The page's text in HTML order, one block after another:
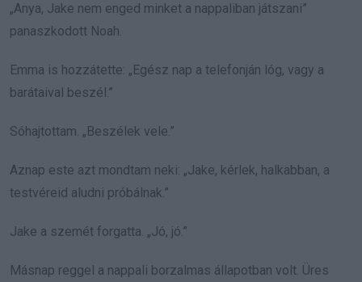
„Anya, Jake nem enged minket a nappaliban játszani”
panaszkodott Noah.
Emma is hozzátette: „Egész nap a telefonján lóg, vagy a
barátaival beszél.”
Sóhajtottam. „Beszélek vele.”
Aznap este azt mondtam neki: „Jake, kérlek, halkabban, a
testvéreid aludni próbálnak.”
Jake a szemét forgatta. „Jó, jó.”
Másnap reggel a nappali borzalmas állapotban volt. Üres